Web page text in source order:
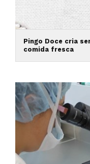
Pingo Doce cria
comida fresca